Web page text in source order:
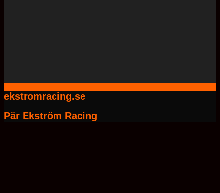
ekstromracing.se
Pär Ekström Racing